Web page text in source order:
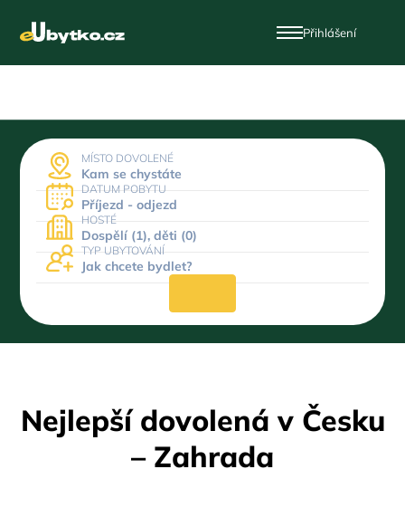
Přihlášení
MÍSTO DOVOLENÉ
Kam se chystáte
DATUM POBYTU
Příjezd - odjezd
HOSTÉ
Dospělí (1), děti (0)
TYP UBYTOVÁNÍ
Jak chcete bydlet?
Nejlepší dovolená v Česku
– Zahrada